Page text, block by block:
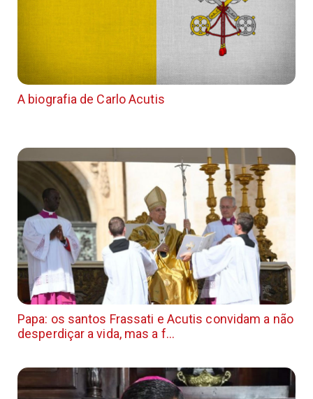
A biografia de Carlo Acutis
Papa: os santos Frassati e Acutis convidam a não
desperdiçar a vida, mas a f...